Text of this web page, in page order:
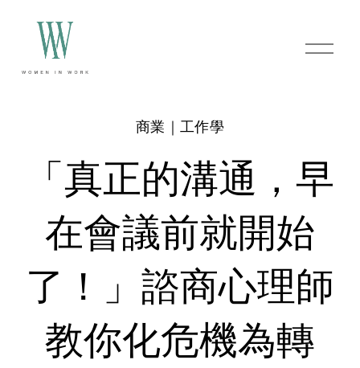
O
p
「真正的溝通，早
在會議前就開始
了！」諮商心理師
教你化危機為轉
商業｜工作學